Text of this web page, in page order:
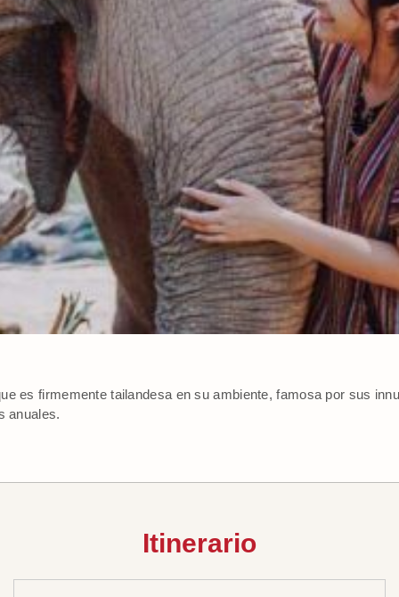
es firmemente tailandesa en su ambiente, famosa por sus
anuales.
Itinerario